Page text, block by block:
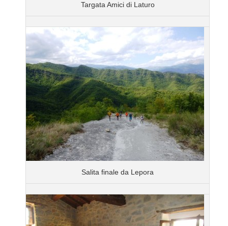
Targata Amici di Laturo
Salita finale da Lepora